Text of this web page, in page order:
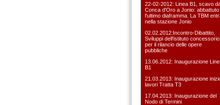
22-02-2012: Linea B1, scavo
Conca d'Oro a Jonio: abbattuto
l'ultimo diaframma. La TBM
nella stazione Jonio
02.02.2012:Incontro-Dibattito,
Sviluppi dell'istituto concessorio
per il rilancio delle opere
pubbliche
13.06.2012: Inaugurazione
B1
21.03.2013: Inaugurazione
lavori Tratta T3
17.04.2013: Inaugurazione del
Nodo di Termini